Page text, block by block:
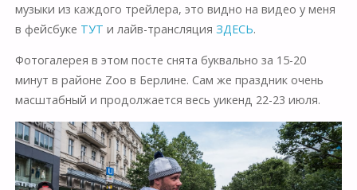
музыки из каждого трейлера, это видно на видео у меня
в фейсбуке ТУТ и лайв-трансляция ЗДЕСЬ.
Фотогалерея в этом посте снята буквально за 15-20
минут в районе Zoo в Берлине. Сам же праздник очень
масштабный и продолжается весь уикенд 22-23 июля.